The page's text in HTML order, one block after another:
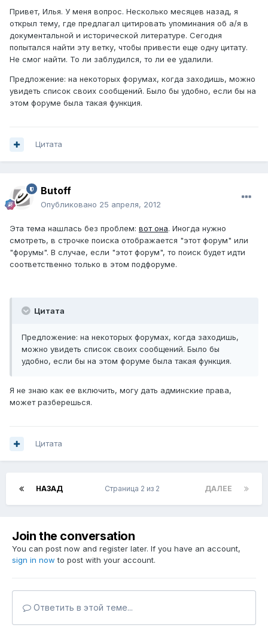
Привет, Илья. У меня вопрос. Несколько месяцев назад, я
открыл тему, где предлагал цитировать упоминания об а/я в
документальной и исторической литературе. Сегодня
попытался найти эту ветку, чтобы привести еще одну цитату.
Не смог найти. То ли заблудился, то ли ее удалили.
Предложение: на некоторых форумах, когда заходишь, можно
увидеть список своих сообщений. Было бы удобно, если бы на
этом форуме была такая функция.
Цитата
Butoff
Опубликовано 25 апреля, 2012
Эта тема нашлась без проблем: вот она. Иногда нужно
смотреть, в строчке поиска отображается "этот форум" или
"форумы". В случае, если "этот форум", то поиск будет идти
соответственно только в этом подфоруме.
Цитата
Предложение: на некоторых форумах, когда заходишь,
можно увидеть список своих сообщений. Было бы
удобно, если бы на этом форуме была такая функция.
Я не знаю как ее включить, могу дать админские права,
может разберешься.
Цитата
НАЗАД ДАЛЕЕ
Страница 2 из 2
Join the conversation
You can post now and register later. If you have an account,
sign in now to post with your account.
Ответить в этой теме...